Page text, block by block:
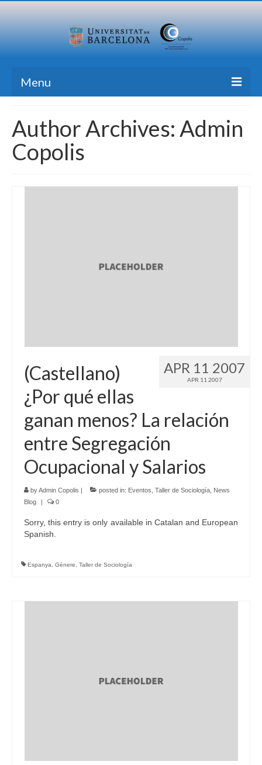
Menu
Research
Formation
Transfer
Author Archives: Admin
Copolis
APR 11 2007
APR 11 2007
(Castellano)
¿Por qué ellas
ganan menos? La relación
entre Segregación
Ocupacional y Salarios
byAdmin Copolis | posted in: Eventos Taller de Sociología News
Blog
| 0
Sorry, this entry is only available in Catalan and European
Spanish.
Espanya Gènere Taller de Sociología